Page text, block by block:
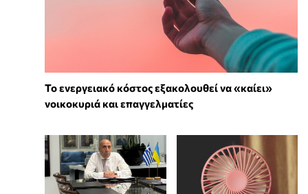
Το ενεργειακό κόστος εξακολουθεί να «καίει»
νοικοκυριά και επαγγελματίες